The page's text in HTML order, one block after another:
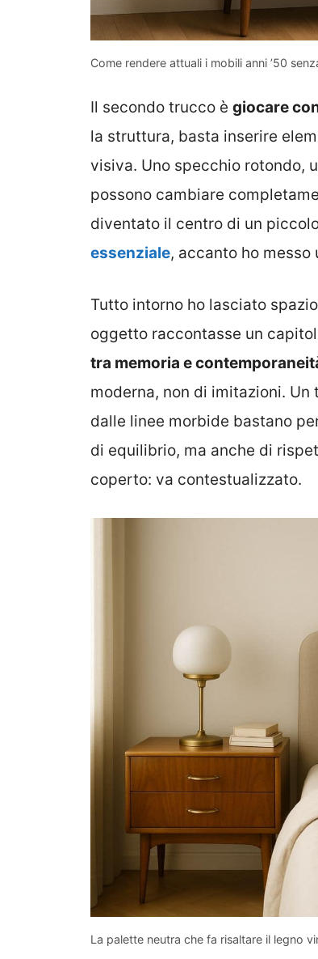
Come rendere attuali i mobili anni ’50
Il secondo trucco è giocare
la struttura, basta inserire
visiva. Uno specchio rotondo,
possono cambiare
diventato il centro di un
essenziale, accanto ho
Tutto intorno ho lasciato
oggetto raccontasse un
tra memoria e
moderna, non di imitazioni.
dalle linee morbide bastano
di equilibrio, ma anche di
coperto: va contestualizzato.
La palette neutra che fa risaltare il legno